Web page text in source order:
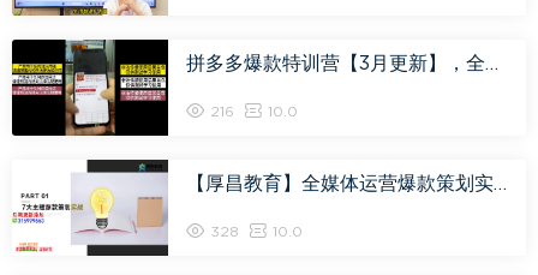
拼多多爆款特训营【3月更新】，全套实战干货​复盘课程！，网盘下载(5.08G)
216 10.0
【厚昌教育】全媒体运营爆款策划实战课，网盘下载(1.00G)
328 10.0